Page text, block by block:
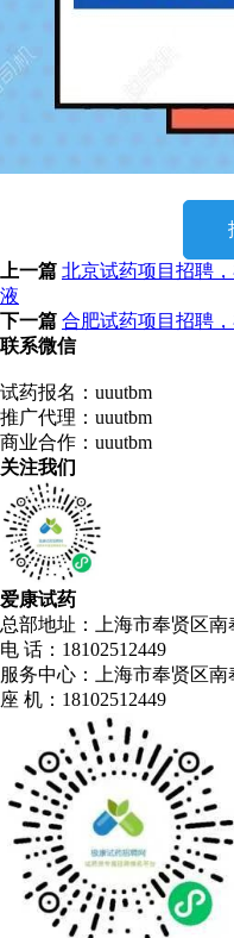
上一篇 北京试药项目招聘
液
下一篇 合肥试药项目招聘
联系微信
试药报名：uuutbm
推广代理：uuutbm
商业合作：uuutbm
关注我们
爱康试药
总部地址：上海市奉贤区南
电 话：18102512449
服务中心：上海市奉贤区南
座 机：18102512449